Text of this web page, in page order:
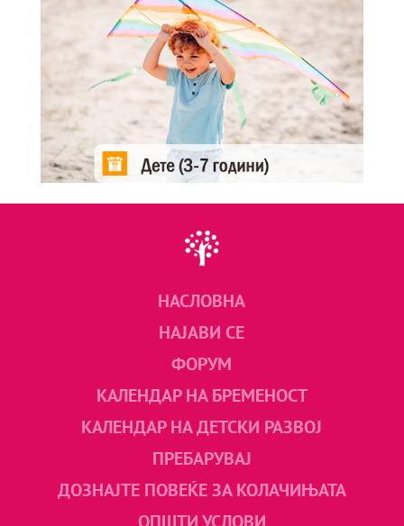
НАСЛОВНА
НАЈАВИ СЕ
ФОРУМ
КАЛЕНДАР НА БРЕМЕНОСТ
КАЛЕНДАР НА ДЕТСКИ РАЗВОЈ
ПРЕБАРУВАЈ
ДОЗНАЈТЕ ПОВЕЌЕ ЗА КОЛАЧИЊАТА
ОПШТИ УСЛОВИ